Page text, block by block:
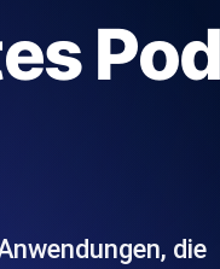
Probes aus 25+
es tun.
APIs
API-Statusprüfer
die